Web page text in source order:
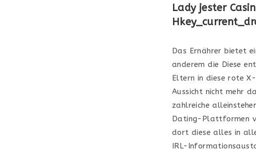
Lady jester
Das Ernährer bietet
anderem die Diese
Eltern in diese rote
Aussicht nicht mehr
zahlreiche
Dating-Plattformen
dort diese alles in
IRL-